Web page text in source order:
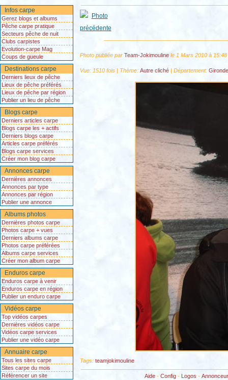
Infos carpe
Gerez blogs et albums
Pêche carpe pratique
Secteurs pêche de nuit
Clubs carpistes
Evolution-carpe Mag
Coups de gueule
Destinations carpe
Derniers lieux de pêche
Lieux de pêche préférés
Lieux de pêche par région
Publier un lieu de pêche
Blogs carpe
Derniers articles carpe
Blogs carpe les + actifs
Derniers blogs carpe
Articles carpe préférés
Blogs carpe services
Créer mon blog carpe
Annonces carpe
Dernières annonces
Annonces par type
Annonces par région
Publier une annonce
Albums photos
Dernières photos carpe
Photos carpe + vues
Derniers albums carpe
Photos carpe préférées
Albums carpe services
Créer mon album carpe
Enduros carpe
Enduros carpe à venir
Enduros carpe en région
Publier un enduro carpe
Vidéos carpe
Top vidéos carpes
Dernières vidéos carpe
Vidéos carpe services
Publier une vidéo carpe
Annuaire carpe
Tous les sites carpe
Sites carpe du mois
Référencer un site
Photo publiée par Team-Jokimoulinele 1 Mars 2010 à
Vue: 1510 fois | Thème: Autre cliché| Département:
Tags: teamjokimouline
Aide- Config- Logos -